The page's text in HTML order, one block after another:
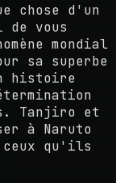
chose d'un
de vous
mondial
sa superbe
histoire
Tanjiro et
à Naruto
ceux qu'ils